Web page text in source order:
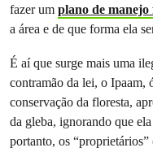
fazer um plano de manejo
a área e de que forma ela
É aí que surge mais uma
contramão da lei, o Ipaam,
conservação da floresta,
da gleba, ignorando que
portanto, os